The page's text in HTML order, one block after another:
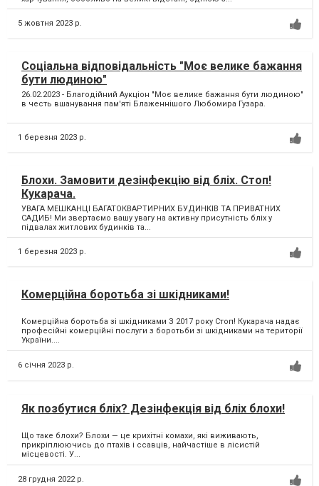
5 жовтня 2023 р.
Соціальна відповідальність "Моє велике бажання
бути людиною"
26.02.2023 - Благодійний Аукціон "Моє велике бажання бути людиною"
в честь вшанування пам'яті Блаженнішого Любомира Гузара.
1 березня 2023 р.
Блохи. Замовити дезінфекцію від бліх. Стоп!
Кукарача.
УВАГА МЕШКАНЦІ БАГАТОКВАРТИРНИХ БУДИНКІВ ТА ПРИВАТНИХ
САДИБ! Ми звертаємо вашу увагу на активну присутність бліх у
підвалах житлових будинків та...
1 березня 2023 р.
Комерційна боротьба зі шкідниками!
Комерційна боротьба зі шкідниками З 2017 року Стоп! Кукарача надає
професійні комерційні послуги з боротьби зі шкідниками на території
України....
6 січня 2023 р.
Як позбутися бліх? Дезінфекція від бліх блохи!
Що таке блохи? Блохи — це крихітні комахи, які виживають,
прикріплюючись до птахів і ссавців, найчастіше в лісистій
місцевості. У...
28 грудня 2022 р.